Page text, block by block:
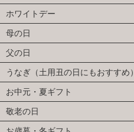
ホワイトデー
母の日
父の日
うなぎ（土用丑の日にもおすすめ）
お中元・夏ギフト
敬老の日